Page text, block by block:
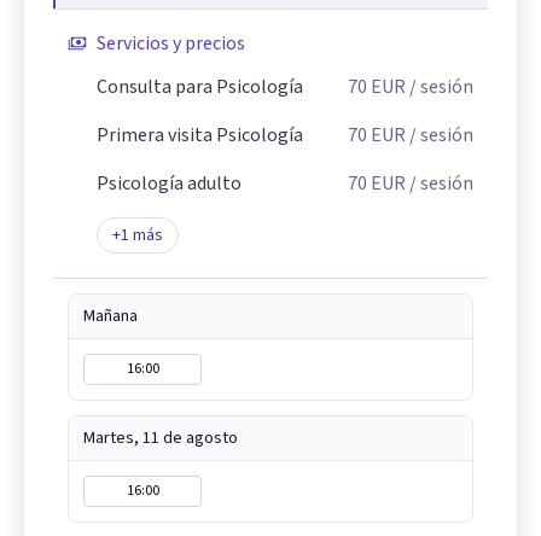
Servicios y precios
Consulta para Psicología
70 EUR / sesión
Primera visita Psicología
70 EUR / sesión
Psicología adulto
70 EUR / sesión
+1 más
Mañana
16:00
Martes, 11 de agosto
16:00